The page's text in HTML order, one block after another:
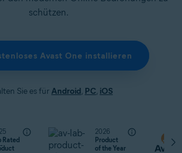
schützen.
Avast One installieren
Sie es fürAndroid, PC, iOS
Rated
2026
Product
of the Year